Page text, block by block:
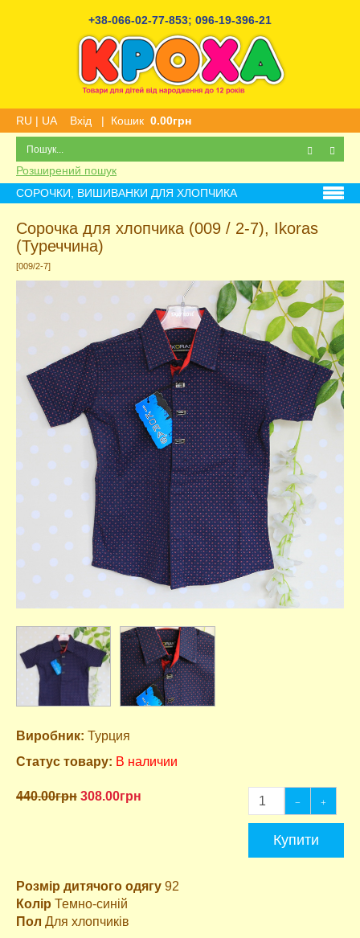
+38-066-02-77-853; 096-19-396-21
RU | UA Вхід | Кошик 0.00грн
Розширений пошук
СОРОЧКИ, ВИШИВАНКИ ДЛЯ ХЛОПЧИКА
Сорочка для хлопчика (009 / 2-7), Ikoras
(Туреччина)
[009/2-7]
Виробник: Турция
Статус товару: В наличии
440.00грн 308.00грн
Купити
Розмір дитячого одягу 92
Колір Темно-синій
Пол Для хлопчиків